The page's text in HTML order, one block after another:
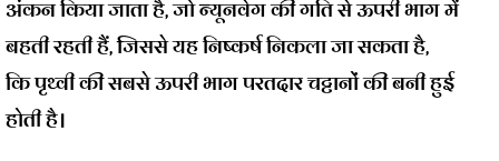
अंकन किया जाता है, जो न्यूनवेग की गति से ऊपरी भाग में
बहती रहती हैं, जिससे यह निष्कर्ष निकला जा सकता है,
किपृथ्वी की सबसे ऊपरी भाग परतदार चट्टानों की बनी हुई
होती है।